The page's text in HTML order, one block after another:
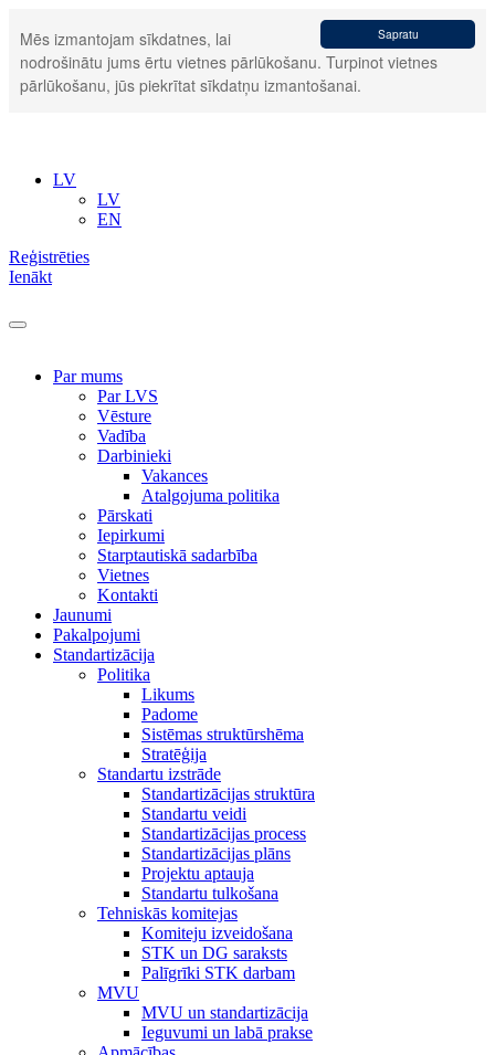
Sapratu
Mēs izmantojam sīkdatnes, lai
nodrošinātu jums ērtu vietnes pārlūkošanu. Turpinot vietnes
pārlūkošanu, jūs piekrītat sīkdatņu izmantošanai.
LV
LV
EN
Reģistrēties
Ienākt
Par mums
Par LVS
Vēsture
Vadība
Darbinieki
Vakances
Atalgojuma politika
Pārskati
Iepirkumi
Starptautiskā sadarbība
Vietnes
Kontakti
Jaunumi
Pakalpojumi
Standartizācija
Politika
Likums
Padome
Sistēmas struktūrshēma
Stratēģija
Standartu izstrāde
Standartizācijas struktūra
Standartu veidi
Standartizācijas process
Standartizācijas plāns
Projektu aptauja
Standartu tulkošana
Tehniskās komitejas
Komiteju izveidošana
STK un DG saraksts
Palīgrīki STK darbam
MVU
MVU un standartizācija
Ieguvumi un labā prakse